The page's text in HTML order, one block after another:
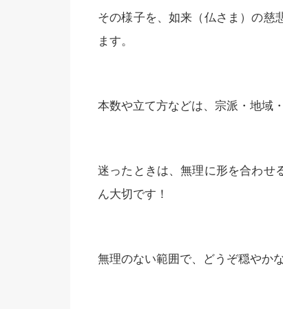
その様子を、如来（仏さま）の慈
ます。
本数や立て方などは、宗派・地域
迷ったときは、無理に形を合わせ
ん大切です！
無理のない範囲で、どうぞ穏やか